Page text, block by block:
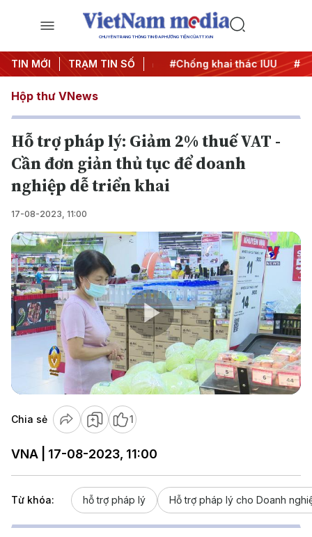
CHUYÊN TRANG THÔNG TIN ĐA PHƯƠNG TIỆN CỦA TTXVN
TIN MỚI TRẠM TIN SỐ
#Chiến dịch 500 ngày đêm #Chống khai thác IUU
Hộp thư VNews
Hỗ trợ pháp lý: Giảm 2% thuế VAT -
Cần đơn giản thủ tục để doanh
nghiệp dễ triển khai
17-08-2023, 11:00
Play
Video
Chia sẻ 1
VNA | 17-08-2023, 11:00
Từ khóa: hỗ trợ pháp lý Hỗ trợ pháp lý cho Doanh